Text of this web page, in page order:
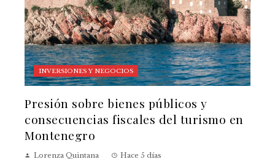
INVERSIONES Y NEGOCIOS
Presión sobre bienes públicos y
consecuencias fiscales del turismo en
Montenegro
Lorenza Quintana Hace 5 días